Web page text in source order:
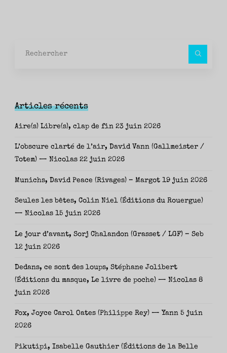
Articles récents
Aire(s) Libre(s), clap de fin 23 juin 2026
L’obscure clarté de l’air, David Vann (Gallmeister /
Totem) — Nicolas 22 juin 2026
Munichs, David Peace (Rivages) – Margot 19 juin 2026
Seules les bêtes, Colin Niel (Éditions du Rouergue)
— Nicolas 15 juin 2026
Le jour d’avant, Sorj Chalandon (Grasset / LGF) – Seb
12 juin 2026
Dedans, ce sont des loups, Stéphane Jolibert
(Éditions du masque, Le livre de poche) — Nicolas 8
juin 2026
Fox, Joyce Carol Oates (Philippe Rey) — Yann 5 juin
2026
Pikutipi, Isabelle Gauthier (Éditions de la Belle